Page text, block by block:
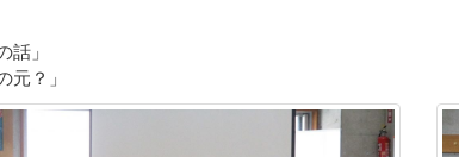
話」
元？」